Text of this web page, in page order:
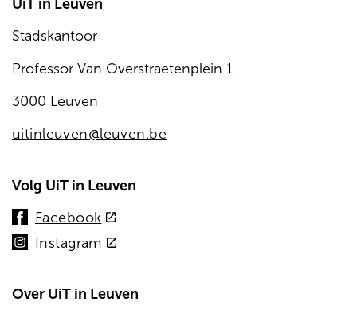
UiT in Leuven
Stadskantoor
Professor Van Overstraetenplein 1
3000 Leuven
uitinleuven@leuven.be
Volg UiT in Leuven
Facebook (externe
link)
Instagram(externe
Over UiT in Leuven